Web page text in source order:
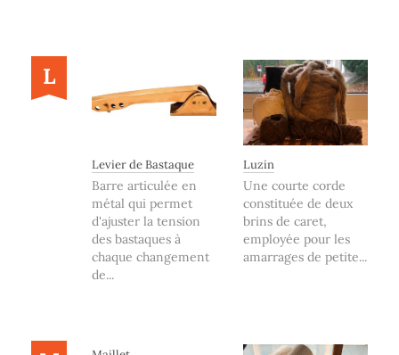
L
Levier de Bastaque
Barre articulée en
métal qui permet
d'ajuster la tension
des bastaques à
chaque changement
de...
Luzin
Une courte corde
constituée de deux
brins de caret,
employée pour les
amarrages de petite...